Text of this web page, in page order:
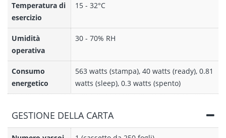
Temperatura di
esercizio
15 - 32°C
Umidità
operativa
30 - 70% RH
Consumo
energetico
563 watts (stampa), 40 watts (ready), 0.81
watts (sleep), 0.3 watts (spento)
GESTIONE DELLA CARTA